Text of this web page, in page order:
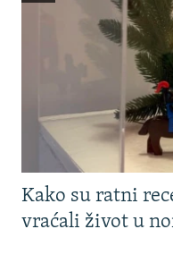
Kako su ratni
vraćali život u